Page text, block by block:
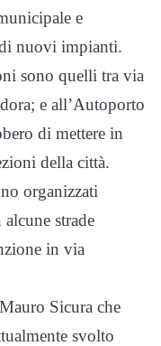
e
nuovi impianti.
sono quelli tra via
e all’Autoporto
di mettere in
della città.
organizzati
strade
in via
Sicura che
svolto